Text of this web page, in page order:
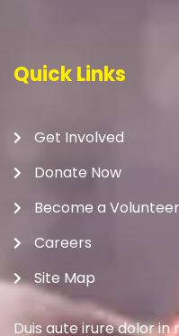
Quick Links
Get Involved
Donate Now
Become a Volunteer
Careers
Site Map
Duis aute irure dolor